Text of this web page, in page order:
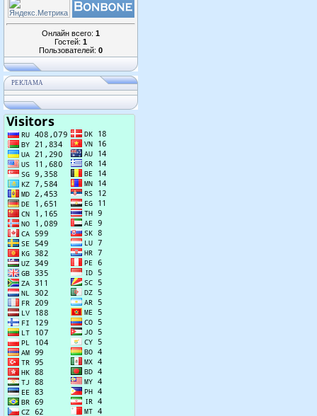
Онлайн всего: 1
Гостей: 1
Пользователей: 0
РЕКЛАМА